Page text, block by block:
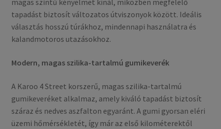
magas szintű kényelmet kínál, miközben megfelelő
tapadást biztosít változatos útviszonyok között. Ideális
választás hosszú túrákhoz, mindennapi használatra és
kalandmotoros utazásokhoz.
Modern, magas szilika-tartalmú gumikeverék
A Karoo 4 Street korszerű, magas szilika-tartalmú
gumikeveréket alkalmaz, amely kiváló tapadást biztosít
száraz és nedves aszfalton egyaránt. A gumi gyorsan eléri
üzemi hőmérsékletét, így már az első kilométerektől